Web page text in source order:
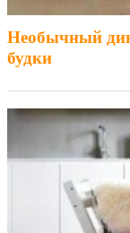
Необычный
будки